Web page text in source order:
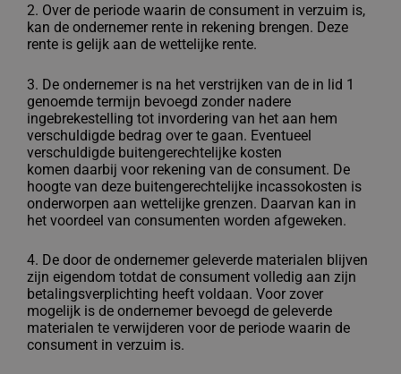
2. Over de periode waarin de consument in verzuim is,
kan de ondernemer rente in rekening brengen. Deze
rente is gelijk aan de wettelijke rente.
3. De ondernemer is na het verstrijken van de in lid 1
genoemde termijn bevoegd zonder nadere
ingebrekestelling tot invordering van het aan hem
verschuldigde bedrag over te gaan. Eventueel
verschuldigde buitengerechtelijke kosten
komen daarbij voor rekening van de consument. De
hoogte van deze buitengerechtelijke incassokosten is
onderworpen aan wettelijke grenzen. Daarvan kan in
het voordeel van consumenten worden afgeweken.
4. De door de ondernemer geleverde materialen blijven
zijn eigendom totdat de consument volledig aan zijn
betalingsverplichting heeft voldaan. Voor zover
mogelijk is de ondernemer bevoegd de geleverde
materialen te verwijderen voor de periode waarin de
consument in verzuim is.